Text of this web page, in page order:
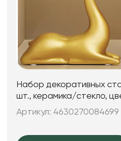
Набор декоративных
шт., керамика/стекло,
12,5*5,5*24; 15,5*5,5*16,5
Артикул: 4630270084699